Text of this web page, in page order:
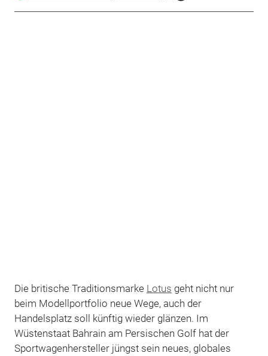
Die britische Traditionsmarke Lotus geht nicht nur
beim Modellportfolio neue Wege, auch der
Handelsplatz soll künftig wieder glänzen. Im
Wüstenstaat Bahrain am Persischen Golf hat der
Sportwagenhersteller jüngst sein neues, globales